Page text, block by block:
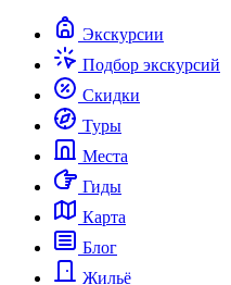
Экскурсии
Подбор экскурсий
Скидки
Туры
Места
Гиды
Карта
Блог
Жильё